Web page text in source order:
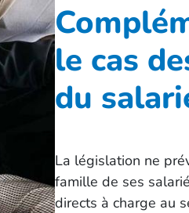
le cas
du
La législation ne
famille de ses
directs à charge au